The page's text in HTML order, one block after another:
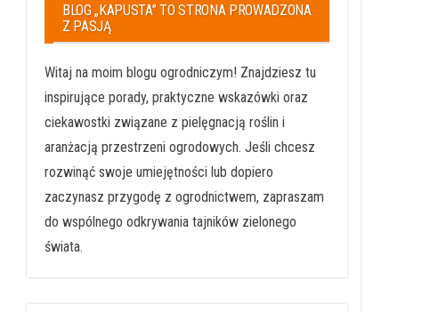
BLOG „KAPUSTA” TO STRONA PROWADZONA
Z PASJĄ
Witaj na moim blogu ogrodniczym! Znajdziesz tu
inspirujące porady, praktyczne wskazówki oraz
ciekawostki związane z pielęgnacją roślin i
aranżacją przestrzeni ogrodowych. Jeśli chcesz
rozwinąć swoje umiejętności lub dopiero
zaczynasz przygodę z ogrodnictwem, zapraszam
do wspólnego odkrywania tajników zielonego
świata.